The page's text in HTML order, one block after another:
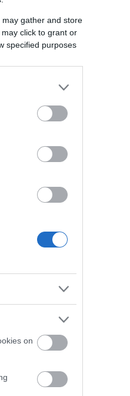
gather and store
click to grant or
specified purposes
on